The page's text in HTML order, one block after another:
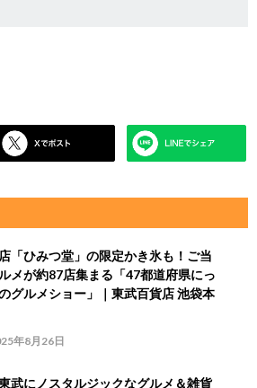
「ひみつ堂」の限定かき氷も！ご当
メが約87店集まる「47都道府県にっ
グルメショー」｜東武百貨店 池袋本
年8月26日
武にノスタルジックなグルメ＆雑貨